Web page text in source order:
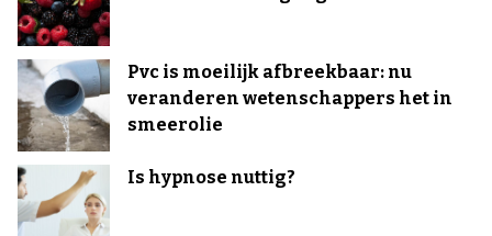
Pvc is moeilijk afbreekbaar: nu
veranderen wetenschappers het in
smeerolie
Is hypnose nuttig?